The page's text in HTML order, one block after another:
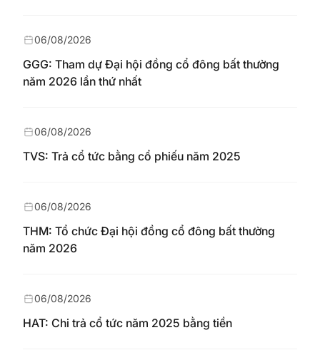
ngày 04/08/2026
GGG: Tham dự Đại hội đồng cổ đông bất thường
năm 2026 lần thứ nhất
06/08/2026
TVS: Trả cổ tức bằng cổ phiếu năm 2025
06/08/2026
THM: Tổ chức Đại hội đồng cổ đông bất thường
năm 2026
06/08/2026
HAT: Chi trả cổ tức năm 2025 bằng tiền
06/08/2026